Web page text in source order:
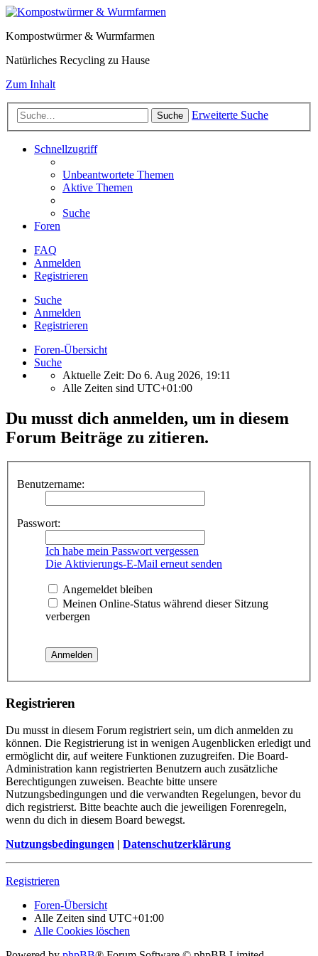
Kompostwürmer & Wurmfarmen
Natürliches Recycling zu Hause
Zum Inhalt
Suche Erweiterte Suche
Schnellzugriff
Unbeantwortete Themen
Aktive Themen
Suche
Foren
FAQ
Anmelden
Registrieren
Suche
Anmelden
Registrieren
Foren-Übersicht
Suche
Aktuelle Zeit: Do 6. Aug 2026, 19:11
Alle Zeiten sind UTC+01:00
Du musst dich anmelden, um in diesem
Forum Beiträge zu zitieren.
Benutzername:
Passwort:
Ich habe mein Passwort vergessen
Die Aktivierungs-E-Mail erneut senden
Angemeldet bleiben
Meinen Online-Status während dieser Sitzung
verbergen
Registrieren
Du musst in diesem Forum registriert sein, um dich anmelden zu
können. Die Registrierung ist in wenigen Augenblicken erledigt und
ermöglicht dir, auf weitere Funktionen zuzugreifen. Die Board-
Administration kann registrierten Benutzern auch zusätzliche
Berechtigungen zuweisen. Beachte bitte unsere
Nutzungsbedingungen und die verwandten Regelungen, bevor du
dich registrierst. Bitte beachte auch die jeweiligen Forenregeln,
wenn du dich in diesem Board bewegst.
Nutzungsbedingungen | Datenschutzerklärung
Registrieren
Foren-Übersicht
Alle Zeiten sind UTC+01:00
Alle Cookies löschen